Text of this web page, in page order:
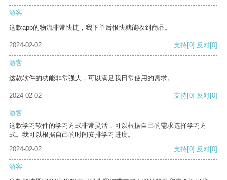
游客
这款app的物流非常快捷，我下单后很快就能收到商品。
2024-02-02 支持[0] 反对[0]
游客
这款软件的功能非常强大，可以满足我日常使用的需求。
2024-02-02 支持[0] 反对[0]
游客
这款学习软件的学习方式非常灵活，可以根据自己的需求选择学习方
式。我可以根据自己的时间安排学习进度。
2024-02-02
支持[0] 反对[0]
游客